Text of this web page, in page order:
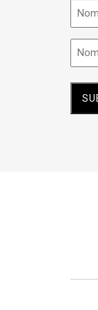
Nome
Nome
do